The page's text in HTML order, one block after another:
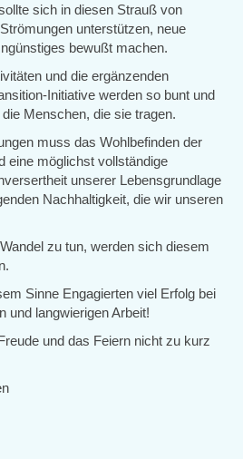
sich in diesen Strauß von
unterstützen, neue
bewußt machen.
und die ergänzenden
Initiative werden so bunt und
Menschen, die sie tragen.
muss das Wohlbefinden der
eine möglichst vollständige
unserer Lebensgrundlage
Nachhaltigkeit, die wir unseren
zu tun, werden sich diesem
Sinne Engagierten viel Erfolg bei
und langwierigen Arbeit!
und das Feiern nicht zu kurz